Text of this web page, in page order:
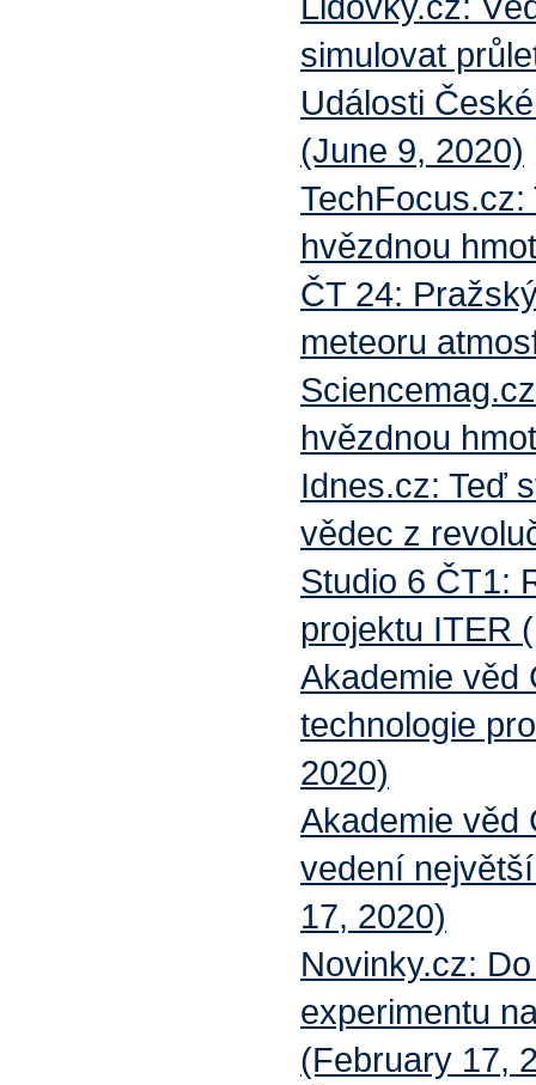
simulovat
Události
(June 9, 2020)
hvězdnou
ČT 24:
meteoru
hvězdnou
Idnes.cz: Teď
vědec z
Studio 6 ČT1:
projektu ITER
Akademie věd
technologie
2020)
Akademie věd
vedení
17, 2020)
Novinky.cz:
experimentu
(February 17,